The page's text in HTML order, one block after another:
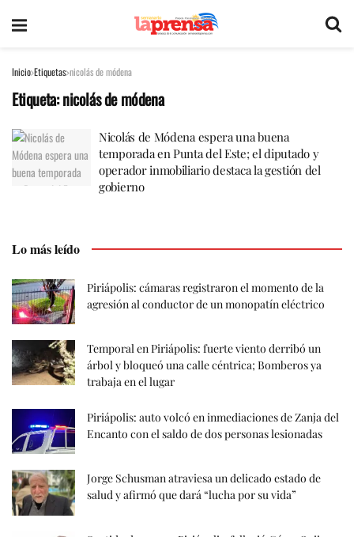
Inicio Etiquetas nicolás de módena
Etiqueta:nicolás de módena
Nicolás de Módena espera una buena
temporada en Punta del Este; el diputado y
operador inmobiliario destaca la gestión del
gobierno
Lo más leído
Piriápolis: cámaras registraron el momento de la
agresión al conductor de un monopatín eléctrico
Temporal en Piriápolis: fuerte viento derribó un
árbol y bloqueó una calle céntrica; Bomberos ya
trabaja en el lugar
Piriápolis: auto volcó en inmediaciones de Zanja del
Encanto con el saldo de dos personas lesionadas
Jorge Schusman atraviesa un delicado estado de
salud y afirmó que dará “lucha por su vida”